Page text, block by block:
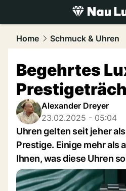
luxury.NAU.ch
Home Schmuck & Uhren
Begehrtes
Alexander Dreyer
23.02.2025 - 05:04
Uhren gelten seit jeher
Prestige. Einige mehr als
Ihnen, was diese Uhren